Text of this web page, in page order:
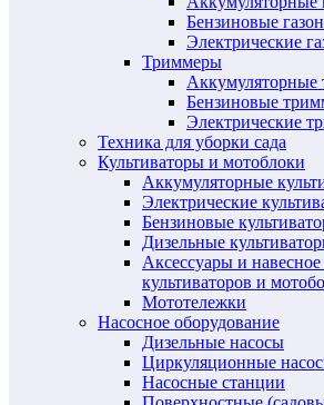
Бензиновые
Электрические
Триммеры
Бензиновые
Электрические
Техника для уборки сада
Культиваторы и мотоблоки
Аккумуляторные
Электрические
Бензиновые
Дизельные
Аксессуары и
культиваторов и
Мототележки
Насосное оборудование
Дизельные насосы
Циркуляционные
Насосные станции